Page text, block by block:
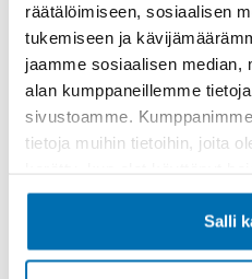
räätälöimiseen, sosiaalisen
tukemiseen ja
jaamme sosiaalisen median,
alan kumppaneillemme
sivustoamme.
tietoja muihin tietoihin, joita
Salli
Hinta
Korimalli
Mittarilukema
Ovien lukumäärä